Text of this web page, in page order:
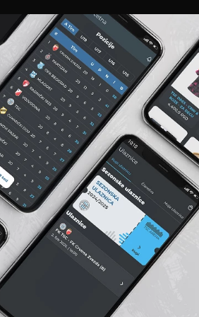
NEWS GALERIJE A TIM ČLANSTVO
ROK